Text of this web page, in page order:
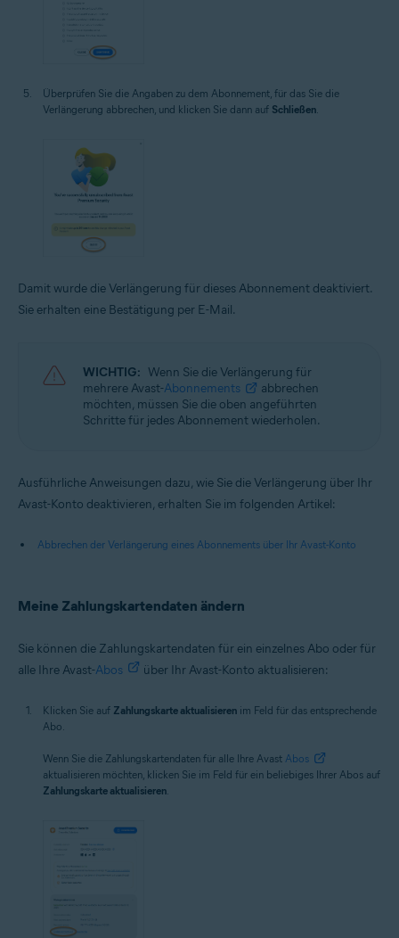
Überprüfen Sie die Angaben zu dem Abonnement, für das Sie die
Verlängerung abbrechen, und klicken Sie dann auf Schließen.
Damit wurde die Verlängerung für dieses Abonnement deaktiviert.
Sie erhalten eine Bestätigung per E-Mail.
WICHTIG: Wenn Sie die Verlängerung für
mehrere Avast-Abonnements
abbrechen
möchten, müssen Sie die oben angeführten
Schritte für jedes Abonnement wiederholen.
Ausführliche Anweisungen dazu, wie Sie die Verlängerung über Ihr
Avast-Konto deaktivieren, erhalten Sie im folgenden Artikel:
Abbrechen der Verlängerung eines Abonnements über Ihr Avast-Konto
Meine Zahlungskartendaten ändern
Sie können die Zahlungskartendaten für ein einzelnes Abo oder für
alle Ihre Avast-Abos über Ihr Avast-Konto aktualisieren:
Klicken Sie auf Zahlungskarte aktualisieren im Feld für das entsprechende
Abo.
Wenn Sie die Zahlungskartendaten für alle Ihre Avast Abos
aktualisieren möchten, klicken Sie im Feld für ein beliebiges Ihrer Abos auf
Zahlungskarte aktualisieren